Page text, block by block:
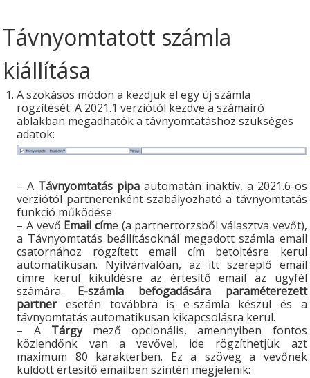
Távnyomtatott számla
kiállítása
A szokásos módon a kezdjük el egy új számla
rögzítését. A 2021.1 verziótól kezdve a számaíró
ablakban megadhatók a távnyomtatáshoz szükséges
adatok:
– A Távnyomtatás pipa automatán inaktív, a 2021.6-os
verziótól partnerenként szabályozható a távnyomtatás
funkció működése
– A vevő Email címe (a partnertörzsből választva vevőt),
a Távnyomtatás beállításoknál megadott számla email
csatornához rögzített email cím betöltésre kerül
automatikusan. Nyilvánvalóan, az itt szereplő email
címre kerül kiküldésre az értesítő email az ügyfél
számára. E-számla befogadására paraméterezett
partneresetén továbbra is e-számla készül és a
távnyomtatás automatikusan kikapcsolásra kerül.
– A Tárgymező opcionális, amennyiben fontos
közlendőnk van a vevővel, ide rögzíthetjük azt
maximum 80 karakterben. Ez a szöveg a vevőnek
küldött értesítő emailben szintén megjelenik: